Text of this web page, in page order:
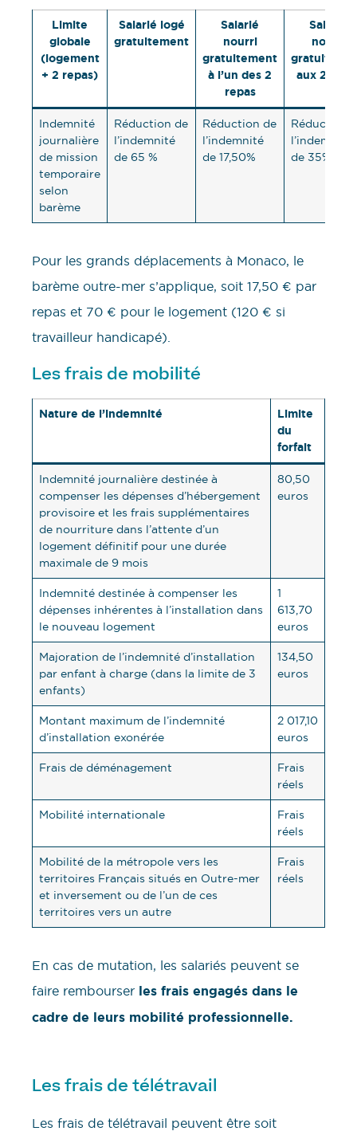
Limite
globale
(logement
+ 2 repas)
Salarié logé
gratuitement
Salarié
nourri
gratuitement
à l’un des 2
repas
Salarié
nourri
aux 2
Indemnité
journalière
de mission
temporaire
selon
barème
Réduction de
l’indemnité
de 65 %
Réduction de
l’indemnité
de 17,50%
Réduction
l’indemnité
de 35%
Pour les grands déplacements à Monaco, le
barème outre-mer s’applique, soit 17,50 € par
repas et 70 € pour le logement (120 € si
travailleur handicapé).
Les frais de mobilité
Nature de l’indemnité
Limite
du
forfait
Indemnité journalière destinée à
compenser les dépenses d’hébergement
provisoire et les frais supplémentaires
de nourriture dans l’attente d’un
logement définitif pour une durée
maximale de 9 mois
80,50
euros
Indemnité destinée à compenser les
dépenses inhérentes à l’installation dans
le nouveau logement
1
613,70
euros
Majoration de l’indemnité d’installation
par enfant à charge (dans la limite de 3
enfants)
134,50
euros
Montant maximum de l’indemnité
d’installation exonérée
2 017,10
euros
Frais de déménagement
Frais
réels
Mobilité internationale
Frais
réels
Mobilité de la métropole vers les
territoires Français situés en Outre-mer
et inversement ou de l’un de ces
territoires vers un autre
Frais
réels
En cas de mutation, les salariés peuvent se
faire rembourser les frais engagés dans le
cadre de leurs mobilité professionnelle.
Les frais de télétravail
Les frais de télétravail peuvent être soit